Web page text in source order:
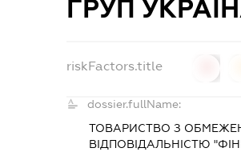
ГРУП
riskFactors.title
dossier.fullName:
ТОВАРИСТВО З
ВІДПОВІДАЛЬНІСТЮ